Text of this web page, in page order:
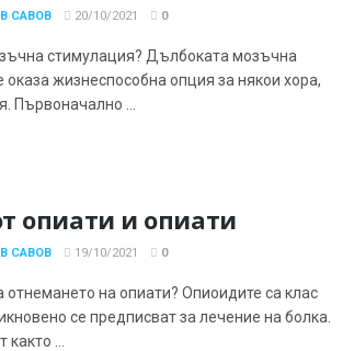
САВОВ 20/10/2021 0
стимулация? Дълбоката мозъчна
оказа жизнеспособна опция за някои хора,
Първоначално ...
опиати и опиати
САВОВ 19/10/2021 0
отнемането на опиати? Опиоидите са клас
се предписват за лечение на болка.
...